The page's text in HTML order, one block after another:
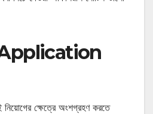
Application
ক্ষেত্রে অংশগ্রহণ করতে